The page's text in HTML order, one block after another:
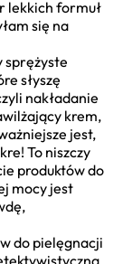
lekkich formuł
się na
sprężyste
słyszę
nakładanie
krem,
jest,
To niszczy
produktów do
mocy jest
do pielęgnacji